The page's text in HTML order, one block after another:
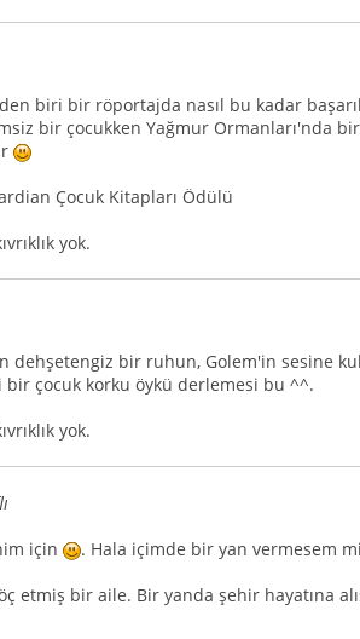
biri bir röportajda nasıl bu kadar
bir çocukken Yağmur Ormanları'nda
Çocuk Kitapları Ödülü
yok.
dehşetengiz bir ruhun, Golem'in sesine
çocuk korku öykü derlemesi bu ^^.
yok.
için
. Hala içimde bir yan vermesem
etmiş bir aile. Bir yanda şehir hayatına